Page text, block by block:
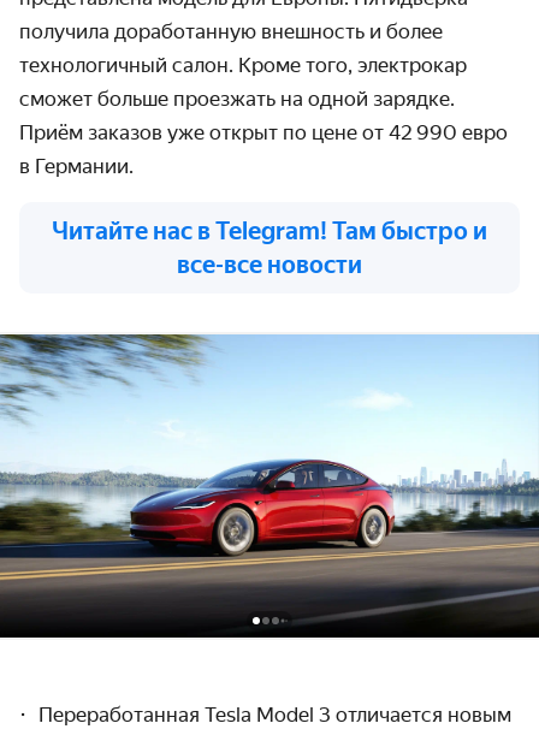
получила доработанную внешность и более
технологичный салон. Кроме того, электрокар
сможет больше проезжать на одной зарядке.
Приём заказов уже открыт по цене от 42 990 евро
в Германии.
Читайте нас в Telegram! Там быстро и
все-все новости
Переработанная Tesla Model 3 отличается новым